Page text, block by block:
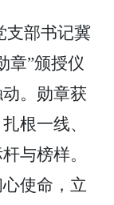
支部书记冀
章”颁授仪
。勋章获
根一线、
与榜样。
使命，立